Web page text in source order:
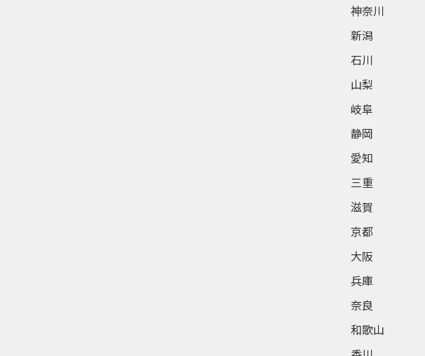
神奈川
新潟
石川
山梨
岐阜
静岡
愛知
三重
滋賀
京都
大阪
兵庫
奈良
和歌山